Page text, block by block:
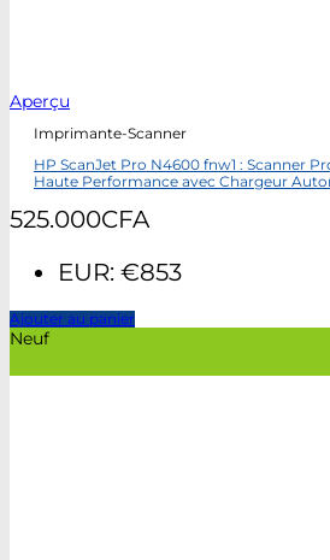
Aperçu
Imprimante-Scanner
HP ScanJet Pro N4600 fnw1 : Scanner
Haute Performance avec Chargeur
525.000CFA
EUR: €853
Ajouter au panier
Neuf